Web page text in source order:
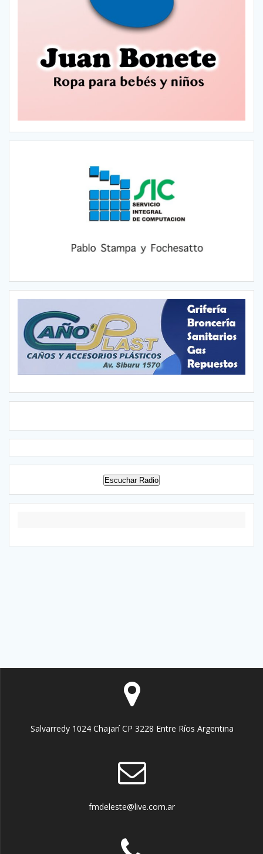
Escuchar Radio
Salvarredy 1024 Chajarí CP 3228 Entre Ríos Argentina
fmdeleste@live.com.ar